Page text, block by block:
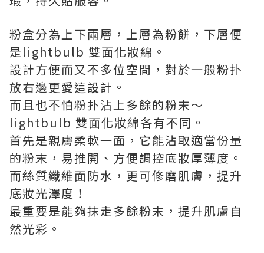
粉盒分為上下兩層，上層為粉餅，下層便
是lightbulb 雙面化妝綿。
設計方便而又不多位空間，對於一般粉扑
放右邊更愛這設計。
而且也不怕粉扑沾上多餘的粉末～
lightbulb 雙面化妝綿各有不同。
首先是親膚柔軟一面，它能沾取適當份量
的粉末，易推開、方便調控底妝厚薄度。
而絲質纖維面防水，更可修磨肌膚，提升
底妝光澤度！
最重要是能夠抹走多餘粉末，提升肌膚自
然光彩。